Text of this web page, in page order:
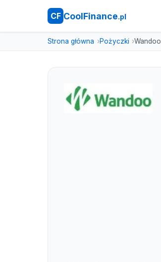
CF CoolFinance.pl
Strona główna Pożyczki Wandoo